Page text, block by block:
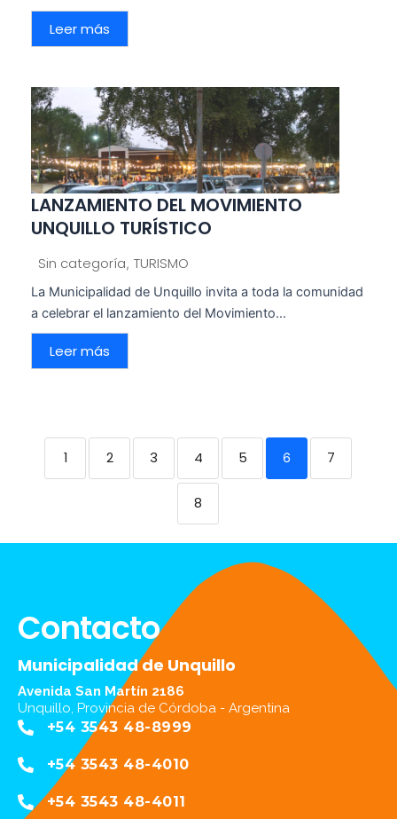
Leer más
LANZAMIENTO DEL MOVIMIENTO
UNQUILLO TURÍSTICO
Sin categoría, TURISMO
La Municipalidad de Unquillo invita a toda la comunidad
a celebrar el lanzamiento del Movimiento...
Leer más
1 2 3 4 5 6 7
8
Contacto
Municipalidad de Unquillo
Avenida San Martín 2186
Unquillo, Provincia de Córdoba - Argentina
+54 3543 48-8999
+54 3543 48-4010
+54 3543 48-4011